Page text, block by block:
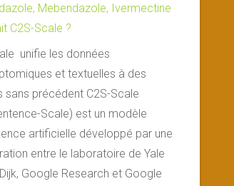
Mebendazole, Ivermectine
C2S-Scale ?
unifie les données
et textuelles à des
sans précédent C2S-Scale
Scale) est un modèle
artificielle développé par une
entre le laboratoire de Yale
Google Research et Google